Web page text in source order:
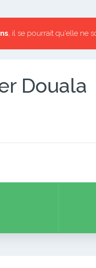
, il se pourrait qu'elle ne
Douala